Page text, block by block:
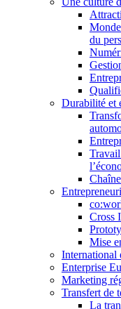
du
Durabilité et
Travail
Cross
Mise
International
Enterprise
Marketing
Transfert de
La